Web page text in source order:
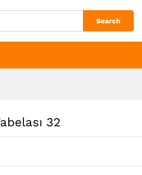
Search
32